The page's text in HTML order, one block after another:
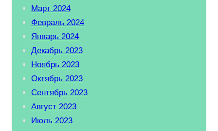
Март 2024
Февраль 2024
Январь 2024
Декабрь 2023
Ноябрь 2023
Октябрь 2023
Сентябрь 2023
Август 2023
Июль 2023